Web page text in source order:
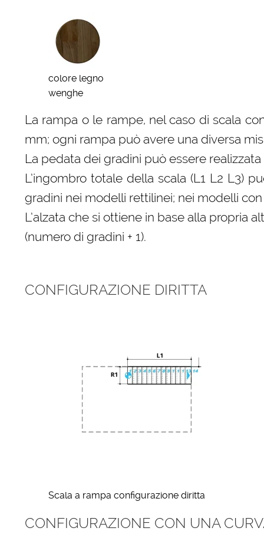
colore legno
wenghe
La rampa o le rampe, nel caso di scala
mm; ogni rampa può avere una diversa
La pedata dei gradini può essere
L’ingombro totale della scala (L1 L2 L3)
gradini nei modelli rettilinei; nei modelli
L’alzata che si ottiene in base alla
(numero di gradini + 1).
CONFIGURAZIONE DIRITTA
Scala a rampa configurazione diritta
CONFIGURAZIONE CON UNA